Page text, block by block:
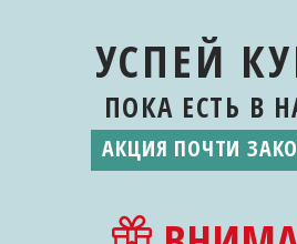
УСПЕЙ
ПОКА ЕСТЬ В
АКЦИЯ ПОЧТИ